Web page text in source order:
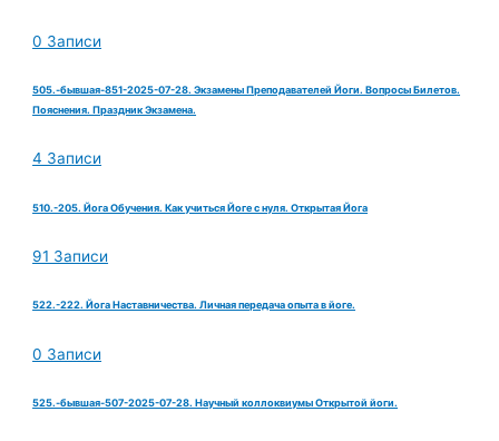
0 Записи
505.-бывшая-851-2025-07-28. Экзамены Преподавателей Йоги. Вопросы Билетов.
Пояснения. Праздник Экзамена.
4 Записи
510.-205. Йога Обучения. Как учиться Йоге с нуля. Открытая Йога
91 Записи
522.-222. Йога Наставничества. Личная передача опыта в йоге.
0 Записи
525.-бывшая-507-2025-07-28. Научный коллоквиумы Открытой йоги.